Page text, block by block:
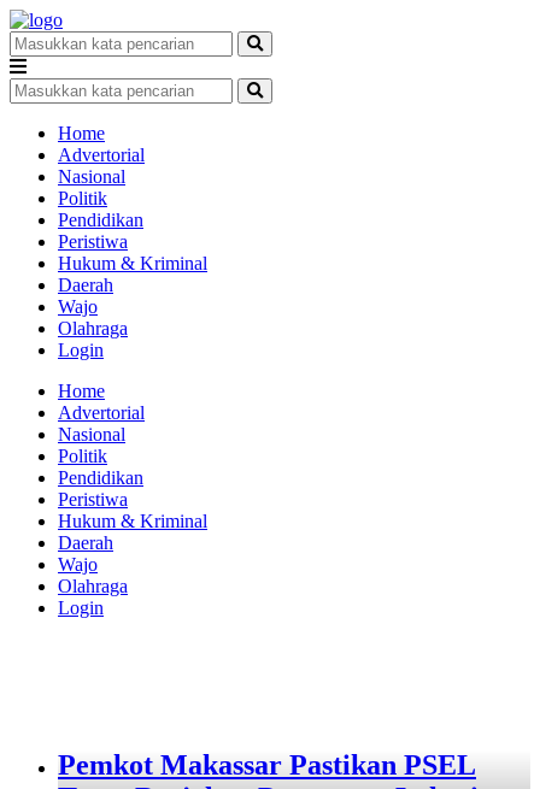
Home
Advertorial
Nasional
Politik
Pendidikan
Peristiwa
Hukum & Kriminal
Daerah
Wajo
Olahraga
Login
Home
Advertorial
Nasional
Politik
Pendidikan
Peristiwa
Hukum & Kriminal
Daerah
Wajo
Olahraga
Login
Pemkot Makassar Pastikan PSEL